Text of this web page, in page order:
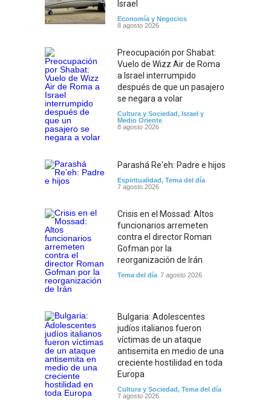
Israel
Economía y Negocios
8 agosto 2026
Preocupación por Shabat:
Vuelo de Wizz Air de Roma
a Israel interrumpido
después de que un pasajero
se negara a volar
Cultura y Sociedad, Israel y
Medio Oriente
8 agosto 2026
Parashá Re'eh: Padre e hijos
Espiritualidad, Tema del día
7 agosto 2026
Crisis en el Mossad: Altos
funcionarios arremeten
contra el director Roman
Gofman por la
reorganización de Irán
Tema del día 7 agosto 2026
Bulgaria: Adolescentes
judíos italianos fueron
víctimas de un ataque
antisemita en medio de una
creciente hostilidad en toda
Europa
Cultura y Sociedad, Tema del día
7 agosto 2026